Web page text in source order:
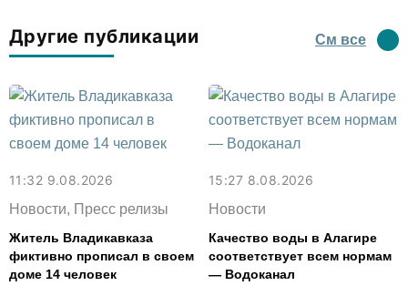
Другие публикации См все
11:32 9.08.2026
Новости, Пресс релизы
Житель Владикавказа
фиктивно прописал в своем
доме 14 человек
15:27 8.08.2026
Новости
Качество воды в Алагире
соответствует всем нормам
— Водоканал